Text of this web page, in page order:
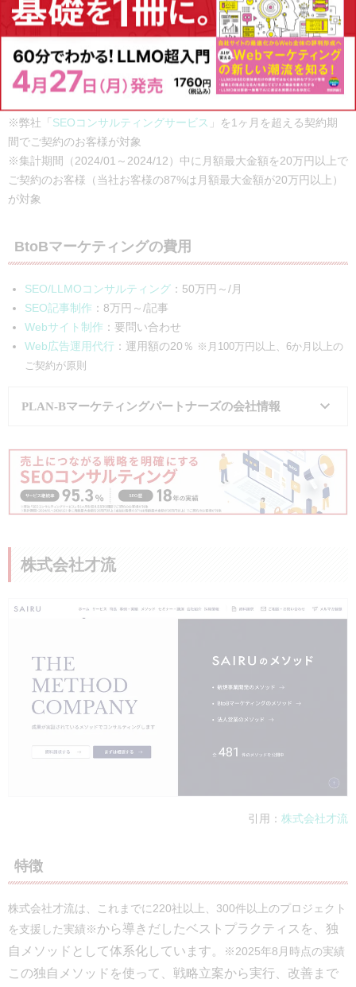
Web広告運用代行などのプロフェッショナルが連携し、クライアン
トの目標達成を目指します。
さらにPLAN-Bではインフルエンサーマーケティングツール「Cast
Me!」
SEO支援ツール「SEARCH WRITE」を提供しており、内製
化を進めることも可能です。
※弊社「 SEOコンサルティングサービス 」を1ヶ月を超える契約期
間でご契約のお客様が対象
※集計期間（2024/01～2024/12）中に月額最大金額を20万円以上で
ご契約のお客様（当社お客様の87%は月額最大金額が20万円以上）
が対象
BtoBマーケティングの費用
SEO/LLMOコンサルティング ：50万円～/月
SEO記事制作 ：8万円～/記事
Webサイト制作 ：要問い合わせ
Web広告運用代行 ：運用額の20％ ※月100万円以上、6か月以上の
ご契約が原則
PLAN-Bマーケティングパートナーズの会社情報
会社名 株式会社PLAN-Bマーケティングパート
所在地 大阪本社：
大阪市西区新町 1-28-3 四ツ
東京本社：東京都品川区東五反田2-5-9
公式サイト
実績・事例
SEOコンサルティングの事例
SEOツール「SEARCH WRITE」の導
Webサイト制作の事例
インフルエンサーマーケティングプ
株式会社才流
引用： 株式会社才流
特徴
株式会社才流は、これまでに220社以上、300件以上のプロジェクト
を支援した実績※から導きだしたベストプラクティスを、独
自メソッドとして体系化しています。
※2025年8月時点の実績
この独自メソッドを使って、戦略立案から実行、改善まで